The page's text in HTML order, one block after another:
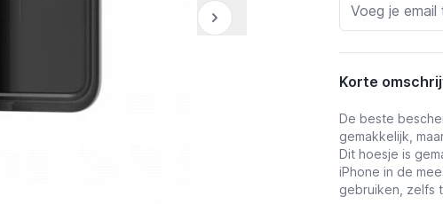
Korte
De beste
gemakkelijk,
Dit hoesje is
iPhone in de
gebruiken, zelfs